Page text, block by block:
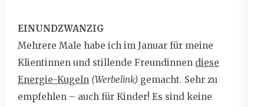
EINUNDZWANZIG
Mehrere Male habe ich im Januar für meine
Klientinnen und stillende Freundinnen diese
Energie-Kugeln (Werbelink) gemacht. Sehr zu
empfehlen – auch für Kinder! Es sind keine